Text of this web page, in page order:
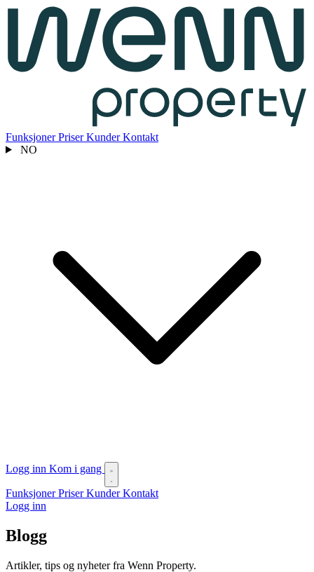
FunksjonerPriserKunderKontakt
NO
Logg inn Kom i gang
FunksjonerPriserKunderKontakt
Logg inn
Blogg
Artikler, tips og nyheter fra Wenn Property.